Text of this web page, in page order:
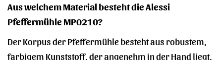
Aus welchem Material besteht die Alessi
Pfeffermühle MP0210?
Der Korpus der Pfeffermühle besteht aus robustem,
farbigem Kunststoff, der angenehm in der Hand liegt.